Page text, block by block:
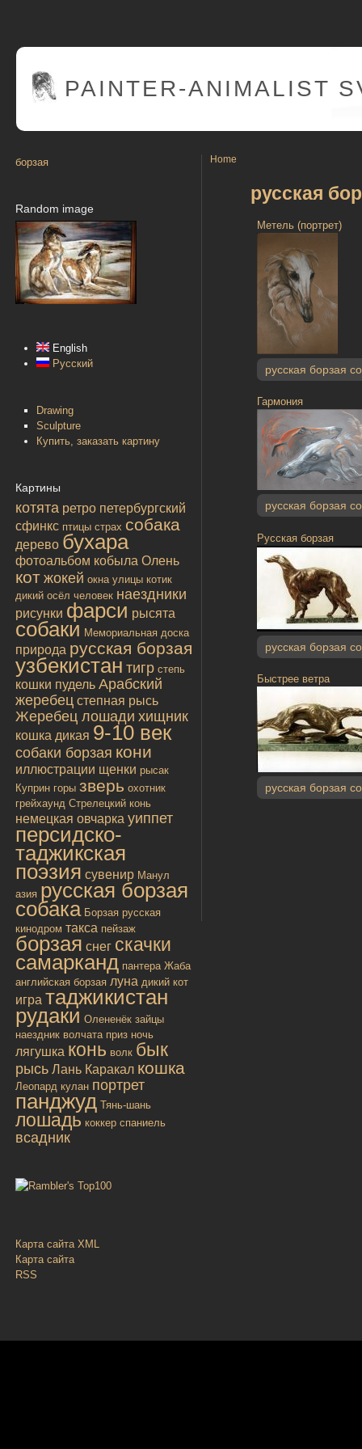
PAINTER-ANIMALIST
борзая
Random image
English
Русский
Drawing
Sculpture
Купить, заказать картину
Картины
котята ретро петербургский
сфинкс птицы страх собака
дерево бухара
фотоальбом кобыла Олень
кот жокей окна улицы котик
дикий осёл человек наездники
рисунки фарси рысята
собаки Мемориальная доска
природа русская борзая
узбекистан тигр степь
кошки пудель Арабский
жеребец степная рысь
Жеребец лошади хищник
кошка дикая 9-10 век
собаки борзая кони
иллюстрации щенки рысак
Куприн горы зверь охотник
грейхаунд Стрелецкий конь
немецкая овчарка уиппет
персидско-
таджикская
поэзия сувенир Манул
азия русская борзая
собака Борзая русская
кинодром такса пейзаж
борзая снег скачки
самарканд пантера Жаба
английская борзая луна дикий кот
игра таджикистан
рудаки Олененёк зайцы
наездник волчата приз ночь
лягушка конь волк бык
рысь Лань Каракал кошка
Леопард кулан портрет
панджуд Тянь-шань
лошадь коккер спаниель
всадник
Карта сайта XML
Карта сайта
RSS
Home
русская
Метель (портрет)
русская борзая
Гармония
русская борзая
Русская борзая
русская борзая
Быстрее ветра
русская борзая